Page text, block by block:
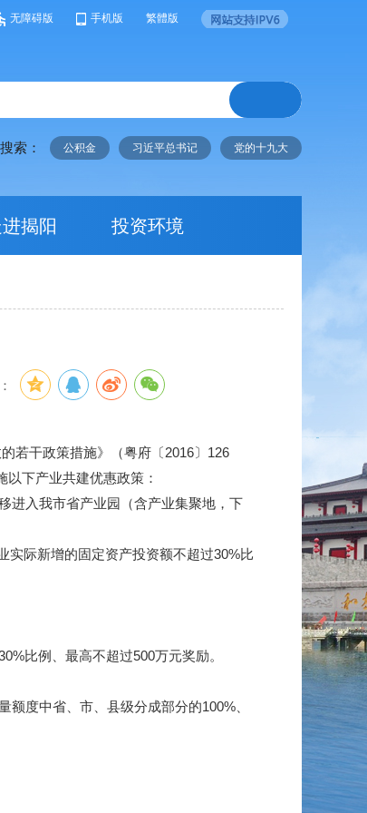
无障碍版 手机版 繁體版
索： 公积金 习近平总书记 党的十九大
揭阳 投资环境
若干政策措施》（粤府〔2016〕126
下产业共建优惠政策：
入我市省产业园（含产业集聚地，下
际新增的固定资产投资额不超过30%比
比例、最高不超过500万元奖励。
度中省、市、县级分成部分的100%、